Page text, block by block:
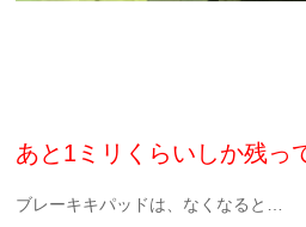
あと1ミリくらいしか残っ
ブレーキキパッドは、なくなると…